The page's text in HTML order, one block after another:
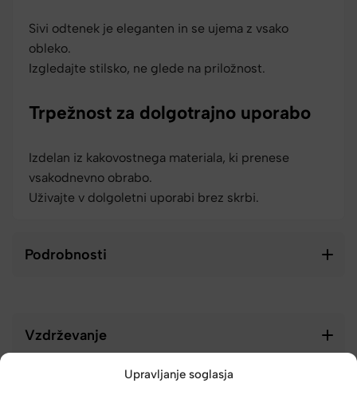
Upravljanje soglasja
Sivi odtenek je eleganten in se ujema z vsako
obleko.
Izgledajte stilsko, ne glede na priložnost.
Trpežnost za dolgotrajno uporabo
Izdelan iz kakovostnega materiala, ki prenese
vsakodnevno obrabo.
Uživajte v dolgoletni uporabi brez skrbi.
Podrobnosti
Vzdrževanje